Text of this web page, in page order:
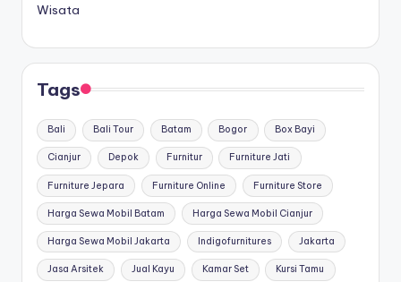
Wisata
Tags
Bali Bali Tour Batam Bogor Box Bayi
Cianjur Depok Furnitur Furniture Jati
Furniture Jepara Furniture Online Furniture Store
Harga Sewa Mobil Batam Harga Sewa Mobil Cianjur
Harga Sewa Mobil Jakarta Indigofurnitures Jakarta
Jasa Arsitek Jual Kayu Kamar Set Kursi Tamu